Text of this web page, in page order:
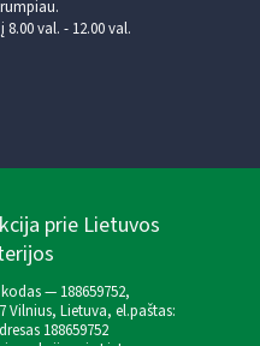
val. - 12.00 val.
prie Lietuvos
— 188659752,
Vilnius, Lietuva, el.paštas:
188659752